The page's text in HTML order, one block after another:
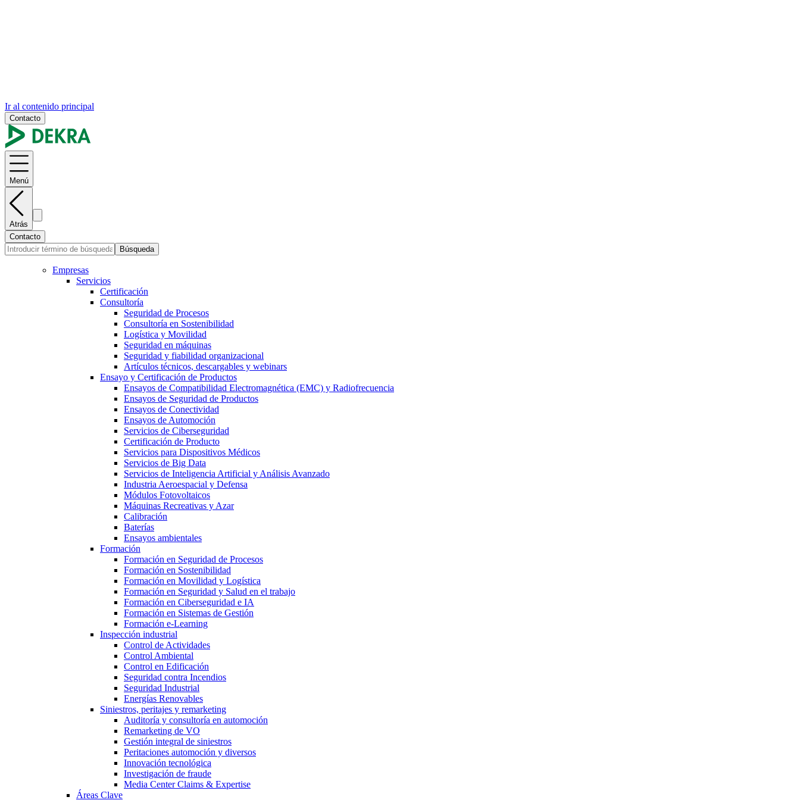
Ir al contenido principal
Contacto
Menú
Atrás
Contacto
Búsqueda
Empresas
Servicios
Certificación
Consultoría
Seguridad de Procesos
Consultoría en Sostenibilidad
Logística y Movilidad
Seguridad en máquinas
Seguridad y fiabilidad organizacional
Artículos técnicos, descargables y webinars
Ensayo y Certificación de Productos
Ensayos de Compatibilidad Electromagnética (EMC) y Radiofrecuencia
Ensayos de Seguridad de Productos
Ensayos de Conectividad
Ensayos de Automoción
Servicios de Ciberseguridad
Certificación de Producto
Servicios para Dispositivos Médicos
Servicios de Big Data
Servicios de Inteligencia Artificial y Análisis Avanzado
Industria Aeroespacial y Defensa
Módulos Fotovoltaicos
Máquinas Recreativas y Azar
Calibración
Baterías
Ensayos ambientales
Formación
Formación en Seguridad de Procesos
Formación en Sostenibilidad
Formación en Movilidad y Logística
Formación en Seguridad y Salud en el trabajo
Formación en Ciberseguridad e IA
Formación en Sistemas de Gestión
Formación e-Learning
Inspección industrial
Control de Actividades
Control Ambiental
Control en Edificación
Seguridad contra Incendios
Seguridad Industrial
Energías Renovables
Siniestros, peritajes y remarketing
Auditoría y consultoría en automoción
Remarketing de VO
Gestión integral de siniestros
Peritaciones automoción y diversos
Innovación tecnológica
Investigación de fraude
Media Center Claims & Expertise
Áreas Clave